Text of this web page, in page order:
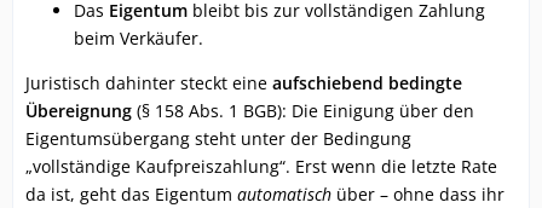
Das Eigentum bleibt bis zur vollständigen Zahlung
beim Verkäufer.
Juristisch dahinter steckt eine aufschiebend bedingte
Übereignung (§ 158 Abs. 1 BGB): Die Einigung über den
Eigentumsübergang steht unter der Bedingung
„vollständige Kaufpreiszahlung“. Erst wenn die letzte Rate
da ist, geht das Eigentum automatisch über – ohne dass ihr